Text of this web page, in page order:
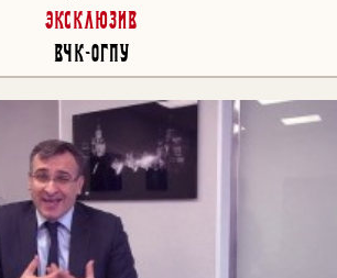
Эксклюзив
ВЧК-ОГПУ